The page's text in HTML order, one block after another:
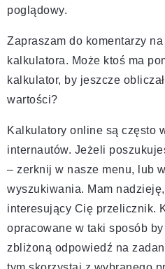
poglądowy.
Zapraszam do komentarzy
kalkulatora. Może ktoś ma
kalkulator, by jeszcze
wartości?
Kalkulatory online są często
internautów. Jeżeli
– zerknij w nasze menu, lub
wyszukiwania. Mam
interesujący Cię przelicznik.
opracowane w taki sposób
zbliżoną odpowiedź na